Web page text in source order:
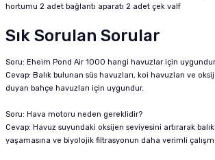
hortumu 2 adet bağlantı aparatı 2 adet çek valf
Sık Sorulan Sorular
Soru: Eheim Pond Air 1000 hangi havuzlar için
Cevap: Balık bulunan süs havuzları, koi havuzları ve
duyan bahçe havuzları için uygundur.
Soru: Hava motoru neden gereklidir?
Cevap: Havuz suyundaki oksijen seviyesini artırarak
yaşamasına ve biyolojik filtrasyonun daha verimli